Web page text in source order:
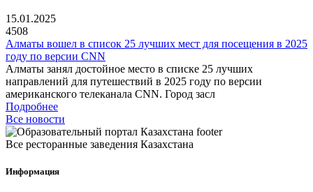
15.01.2025
4508
Алматы вошел в список 25 лучших мест для посещения в 2025
году по версии CNN
Алматы занял достойное место в списке 25 лучших
направлений для путешествий в 2025 году по версии
американского телеканала CNN. Город засл
Подробнее
Все новости
Все ресторанные заведения Казахстана
Информация